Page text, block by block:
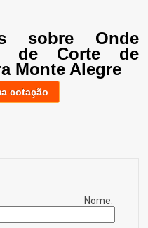
sobre Onde
de Corte de
Monte Alegre
cotação
Nome: